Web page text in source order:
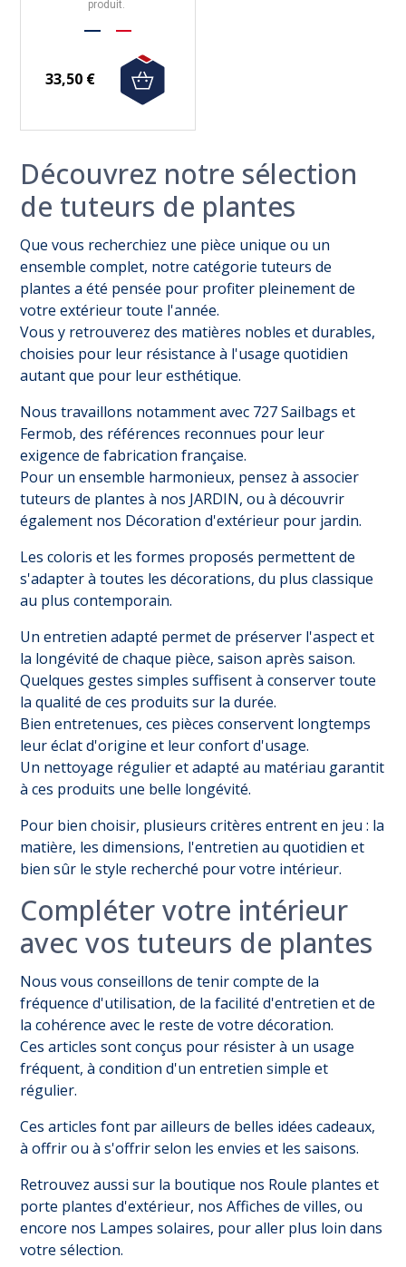
produit.
33,50 €
Découvrez notre sélection
de tuteurs de plantes
Que vous recherchiez une pièce unique ou un
ensemble complet, notre catégorie tuteurs de
plantes a été pensée pour profiter pleinement de
votre extérieur toute l'année.
Vous y retrouverez des matières nobles et durables,
choisies pour leur résistance à l'usage quotidien
autant que pour leur esthétique.
Nous travaillons notamment avec 727 Sailbags et
Fermob, des références reconnues pour leur
exigence de fabrication française.
Pour un ensemble harmonieux, pensez à associer
tuteurs de plantes à nos JARDIN, ou à découvrir
également nos Décoration d'extérieur pour jardin.
Les coloris et les formes proposés permettent de
s'adapter à toutes les décorations, du plus classique
au plus contemporain.
Un entretien adapté permet de préserver l'aspect et
la longévité de chaque pièce, saison après saison.
Quelques gestes simples suffisent à conserver toute
la qualité de ces produits sur la durée.
Bien entretenues, ces pièces conservent longtemps
leur éclat d'origine et leur confort d'usage.
Un nettoyage régulier et adapté au matériau garantit
à ces produits une belle longévité.
Pour bien choisir, plusieurs critères entrent en jeu : la
matière, les dimensions, l'entretien au quotidien et
bien sûr le style recherché pour votre intérieur.
Compléter votre intérieur
avec vos tuteurs de plantes
Nous vous conseillons de tenir compte de la
fréquence d'utilisation, de la facilité d'entretien et de
la cohérence avec le reste de votre décoration.
Ces articles sont conçus pour résister à un usage
fréquent, à condition d'un entretien simple et
régulier.
Ces articles font par ailleurs de belles idées cadeaux,
à offrir ou à s'offrir selon les envies et les saisons.
Retrouvez aussi sur la boutique nos Roule plantes et
porte plantes d'extérieur, nosAffiches de villes, ou
encore nos Lampes solaires, pour aller plus loin dans
votre sélection.